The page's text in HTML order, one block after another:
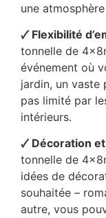
une
🗸 Flexibilité
tonnelle de
événement où
jardin, un vaste
pas limité par
intérieurs.
🗸 Décoration
tonnelle de
idées de
souhaitée –
autre, vous